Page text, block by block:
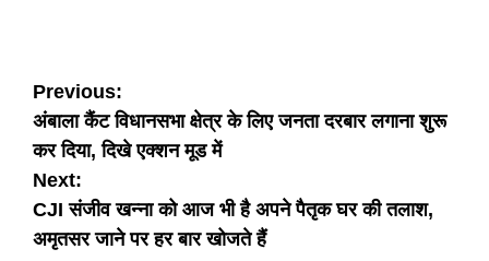
Post
navigation
Previous:
अंबाला कैंट विधानसभा क्षेत्र के लिए जनता दरबार लगाना शुरू
कर दिया, दिखे एक्शन मूड में
Next:
CJI संजीव खन्ना को आज भी है अपने पैतृक घर की तलाश,
अमृतसर जाने पर हर बार खोजते हैं